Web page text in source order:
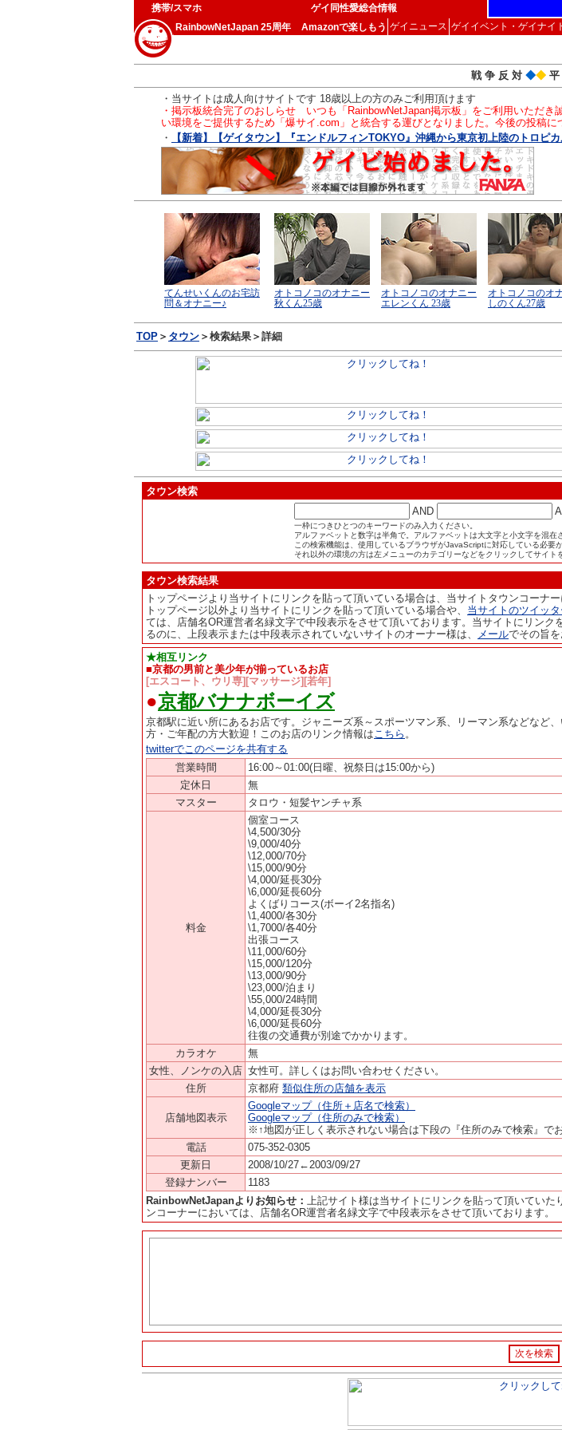
携帯/スマホ ゲイ同性愛総合情報
RainbowNetJapan 25周年
Amazonで楽しもう ゲイニュース ゲイイベント・ゲイナイ
戦 争 反 対 ◆◆ 平
・当サイトは成人向けサイトです 18歳以上の方のみご利用頂けます
・掲示板統合完了のおしらせ いつも「RainbowNetJapan掲示板」をご利用いただ
い環境をご提供するため「爆サイ.com」と統合する運びとなりました。今後の投稿に
・
【新着】【ゲイタウン】『エンドルフィンTOKYO』沖縄から東京初上陸のトロピ
TOP ＞ タウン ＞検索結果＞詳細
タウン検索
AND
一枠につきひとつのキーワードのみ入力ください。
アルファベットと数字は半角で。アルファベットは大文字と小文字を混在
この検索機能は、使用しているブラウザがJavaScriptに対応している必要が
それ以外の環境の方は左メニューのカテゴリーなどをクリックしてサイト
タウン検索結果
トップページより当サイトにリンクを貼って頂いている場合は、当サイトタウンコーナ
トップページ以外より当サイトにリンクを貼って頂いている場合や、 当サイトのツイッ
ては、店舗名OR運営者名緑文字で中段表示をさせて頂いております。当サイトにリン
るのに、上段表示または中段表示されていないサイトのオーナー様は、
メールでその旨を
★相互リンク
■京都の男前と美少年が揃っているお店
[エスコート、ウリ専][マッサージ][若年]
●京都バナナボーイズ
京都駅に近い所にあるお店です。ジャニーズ系～スポーツマン系、リーマン系などなど
方・ご年配の方大歓迎！このお店のリンク情報はこちら 。
twitterでこのページを共有する
営業時間
16:00～01:00(日曜、祝祭日は15:00から)
定休日
無
マスター
タロウ・短髪ヤンチャ系
料金
個室コース
\4,500/30分
\9,000/40分
\12,000/70分
\15,000/90分
\4,000/延長30分
\6,000/延長60分
よくばりコース(ボーイ2名指名)
\1,4000/各30分
\1,7000/各40分
出張コース
\11,000/60分
\15,000/120分
\13,000/90分
\23,000/泊まり
\55,000/24時間
\4,000/延長30分
\6,000/延長60分
往復の交通費が別途でかかります。
カラオケ
無
女性、ノンケの入店 女性可。詳しくはお問い合わせください。
住所
京都府 類似住所の店舗を表示
店舗地図表示
Googleマップ（住所＋店名で検索）
Googleマップ（住所のみで検索）
※↑地図が正しく表示されない場合は下段の『住所のみで検索』で
電話
075-352-0305
更新日
2008/10/27←2003/09/27
登録ナンバー
1183
RainbowNetJapanよりお知らせ： 上記サイト様は当サイトにリンクを貼って頂いていた
ンコーナーにおいては、店舗名OR運営者名緑文字で中段表示をさせて頂いております。